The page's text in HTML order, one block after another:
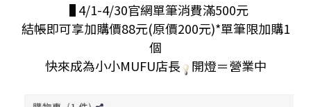
▐ 4/1-4/30官網單筆消費滿500元
結帳即可享加購價88元(原價200元)*單筆限加購1
個
快來成為小小MUFU店長
開燈＝營業中